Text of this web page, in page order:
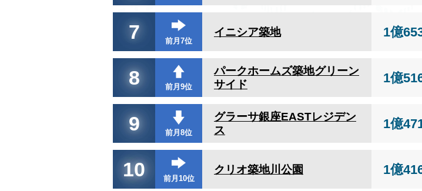
7 前月7位
イニシア築地 1億
8 前月9位
パークホームズ築地グリーン
サイド
1億
9 前月8位
グラーサ銀座EASTレジデン
ス
1億
10 前月10位
クリオ築地川公園 1億